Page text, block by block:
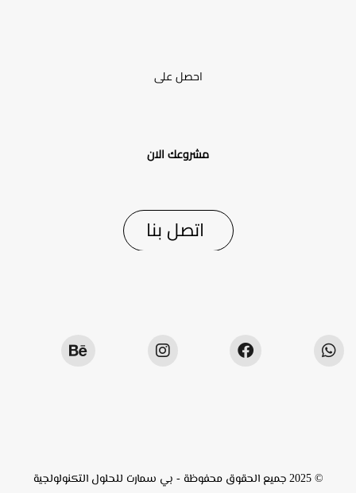
احصل على
مشروعك الان
اتصل بنا
© 2025 جميع الحقوق محفوظة - بي سمارت للحلول التكنولولجية